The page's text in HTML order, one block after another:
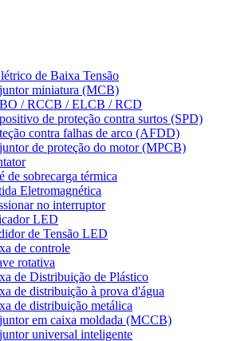
de Baixa Tensão
miniatura (MCB)
/ RCCB / ELCB / RCD
de proteção contra surtos (SPD)
contra falhas de arco (AFDD)
de proteção do motor (MPCB)
de sobrecarga térmica
Eletromagnética
no interruptor
LED
de Tensão LED
de controle
rotativa
de Distribuição de Plástico
de distribuição à prova d'água
de distribuição metálica
em caixa moldada (MCCB)
universal inteligente